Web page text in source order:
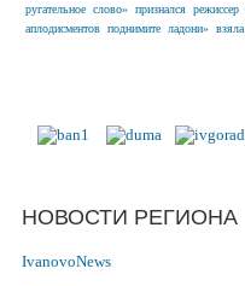
ругательное слово» признался режиссер
аплодисментов поднимите ладони» взяла
НОВОСТИ РЕГИОНА
IvanovoNews